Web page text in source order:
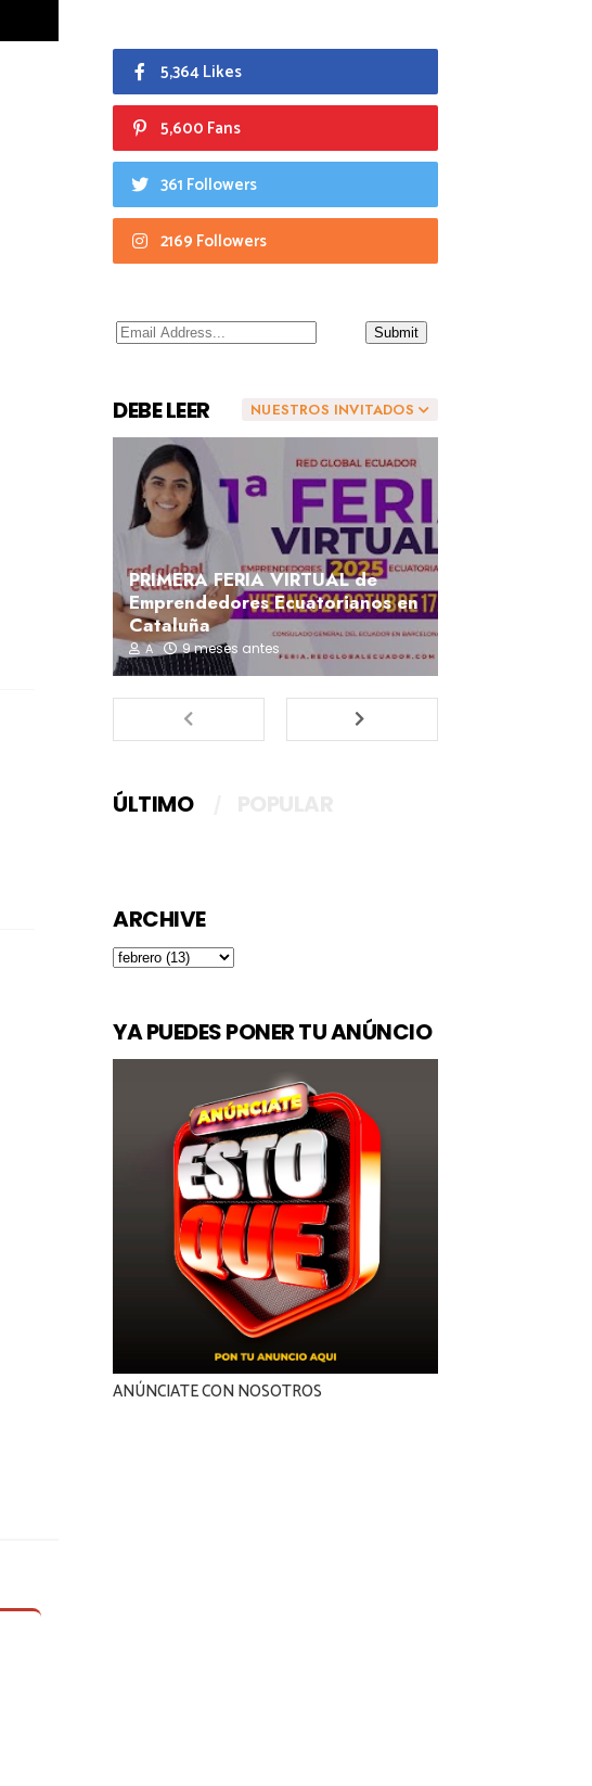
5,364 Likes
5,600 Fans
361 Followers
2169 Followers
NUESTROS INVITADOS
DEBE LEER
PRIMERA FERIA VIRTUAL de
Emprendedores Ecuatorianos en
Cataluña
A 9 meses antes
ÚLTIMO
ARCHIVE
YA PUEDES PONER TU ANÚNCIO
ANÚNCIATE CON NOSOTROS